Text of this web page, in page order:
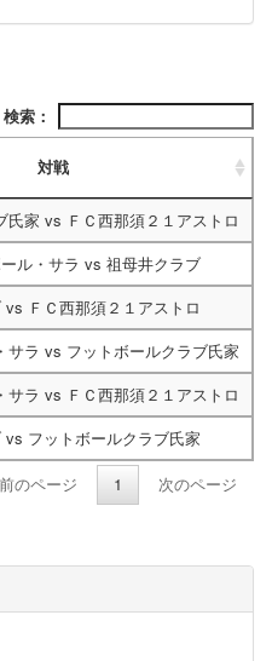
検索：
対戦
氏家 vs ＦＣ西那須２１アストロ
ル・サラ vs 祖母井クラブ
vs ＦＣ西那須２１アストロ
サラ vs フットボールクラブ氏家
サラ vs ＦＣ西那須２１アストロ
vs フットボールクラブ氏家
前のページ 1 次のページ